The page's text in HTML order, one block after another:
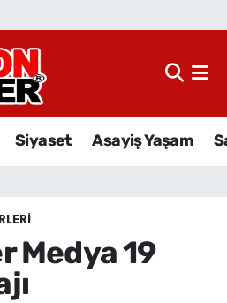
Siyaset Asayiş Yaşam
Medya 19